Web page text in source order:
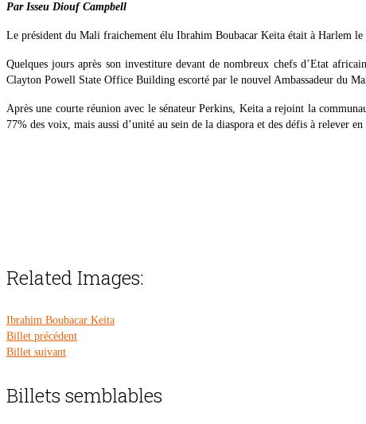
Par Isseu Diouf Campbell
Le président du Mali fraichement élu Ibrahim Boubacar Keita était à Harlem
Quelques jours après son investiture devant de nombreux chefs d’Etat
Clayton Powell State Office Building escorté par le nouvel Ambassadeur du
Après une courte réunion avec le sénateur Perkins, Keita a rejoint la
77% des voix, mais aussi d’unité au sein de la diaspora et des défis à relever
Related Images:
Ibrahim Boubacar Keita
Billet précédent
Billet suivant
Billets semblables